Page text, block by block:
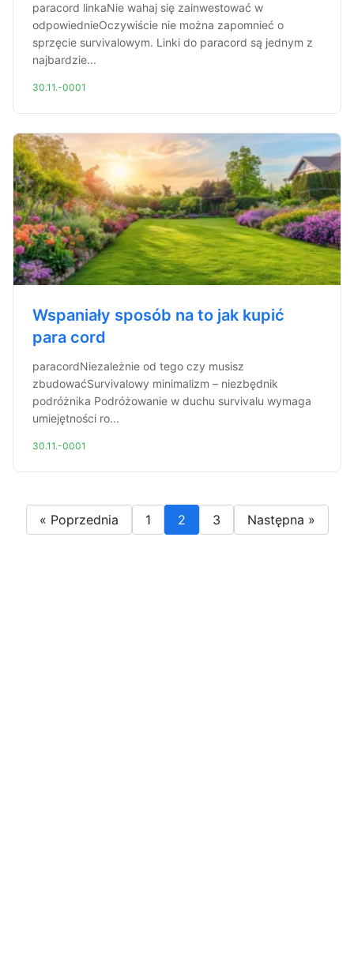
paracord linkaNie wahaj się zainwestować w
odpowiednieOczywiście nie można zapomnieć o
sprzęcie survivalowym. Linki do paracord są jednym z
najbardzie...
30.11.-0001
Wspaniały sposób na to jak kupić
para cord
paracordNiezależnie od tego czy musisz
zbudowaćSurvivalowy minimalizm – niezbędnik
podróżnika Podróżowanie w duchu survivalu wymaga
umiejętności ro...
30.11.-0001
« Poprzednia 1 2 3 Następna »